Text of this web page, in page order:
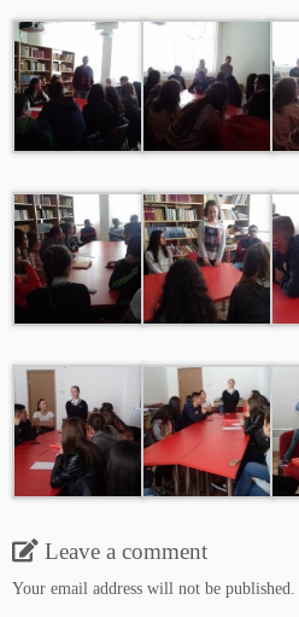
Leave a comment
Your email address will not be published.